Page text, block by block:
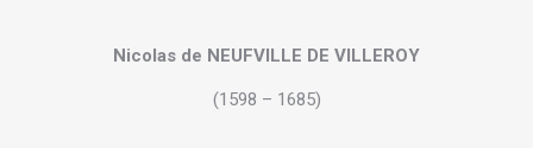
Nicolas de NEUFVILLE DE VILLEROY
(1598 – 1685)